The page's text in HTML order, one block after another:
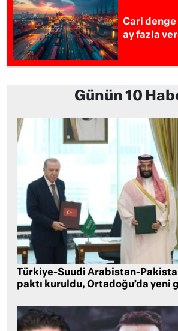
Cari
ay fazla
Günün 10
Türkiye-Suudi Arabistan-
paktı kuruldu, Ortadoğu’da yeni